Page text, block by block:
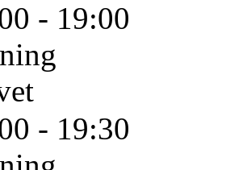
- 19:00
- 19:30